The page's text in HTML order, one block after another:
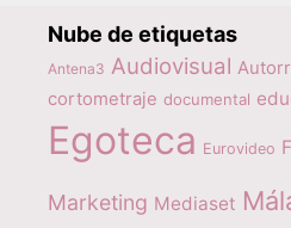
Nube de etiquetas
Antena3 Audiovisual
cortometraje documental
Egoteca Eurovideo
Marketing Mediaset